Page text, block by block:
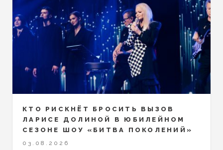
КТО РИСКНЁТ БРОСИТЬ ВЫЗОВ
ЛАРИСЕ ДОЛИНОЙ В ЮБИЛЕЙНОМ
СЕЗОНЕ ШОУ «БИТВА ПОКОЛЕНИЙ»
03.08.2026